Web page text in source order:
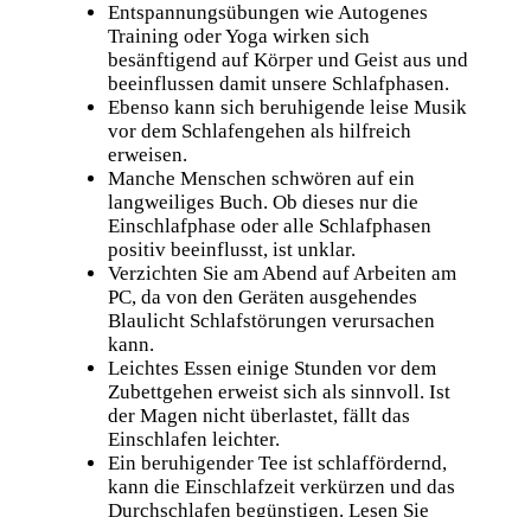
Entspannungsübungen wie Autogenes
Training oder Yoga wirken sich
besänftigend auf Körper und Geist aus und
beeinflussen damit unsere Schlafphasen.
Ebenso kann sich beruhigende leise Musik
vor dem Schlafengehen als hilfreich
erweisen.
Manche Menschen schwören auf ein
langweiliges Buch. Ob dieses nur die
Einschlafphase oder alle Schlafphasen
positiv beeinflusst, ist unklar.
Verzichten Sie am Abend auf Arbeiten am
PC, da von den Geräten ausgehendes
Blaulicht Schlafstörungen verursachen
kann.
Leichtes Essen einige Stunden vor dem
Zubettgehen erweist sich als sinnvoll. Ist
der Magen nicht überlastet, fällt das
Einschlafen leichter.
Ein beruhigender Tee ist schlaffördernd,
kann die Einschlafzeit verkürzen und das
Durchschlafen begünstigen. Lesen Sie